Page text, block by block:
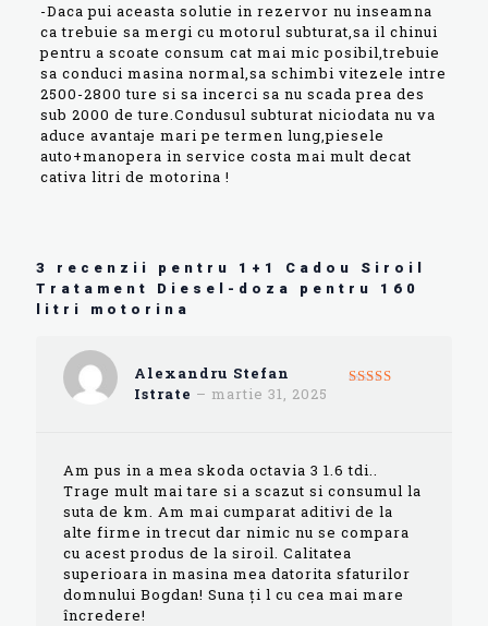
-Daca pui aceasta solutie in rezervor nu inseamna
ca trebuie sa mergi cu motorul subturat,sa il chinui
pentru a scoate consum cat mai mic posibil,trebuie
sa conduci masina normal,sa schimbi vitezele intre
2500-2800 ture si sa incerci sa nu scada prea des
sub 2000 de ture.Condusul subturat niciodata nu va
aduce avantaje mari pe termen lung,piesele
auto+manopera in service costa mai mult decat
cativa litri de motorina !
3 recenzii pentru 1+1 Cadou Siroil
Tratament Diesel-doza pentru 160
litri motorina
Alexandru Stefan
Istrate – martie 31, 2025
Am pus in a mea skoda octavia 3 1.6 tdi..
Trage mult mai tare si a scazut si consumul la
suta de km. Am mai cumparat aditivi de la
alte firme in trecut dar nimic nu se compara
cu acest produs de la siroil. Calitatea
superioara in masina mea datorita sfaturilor
domnului Bogdan! Suna ți l cu cea mai mare
încredere!